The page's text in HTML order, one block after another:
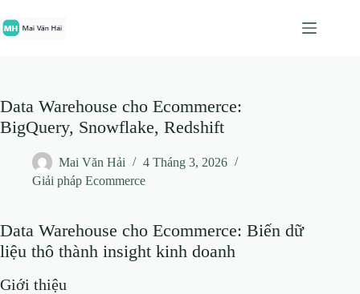
đến
phần
Data Warehouse cho Ecommerce:
BigQuery, Snowflake, Redshift
Mai Văn Hải
4 Tháng 3, 2026
Giải pháp Ecommerce
Data Warehouse cho Ecommerce: Biến dữ
liệu thô thành insight kinh doanh
Giới thiệu